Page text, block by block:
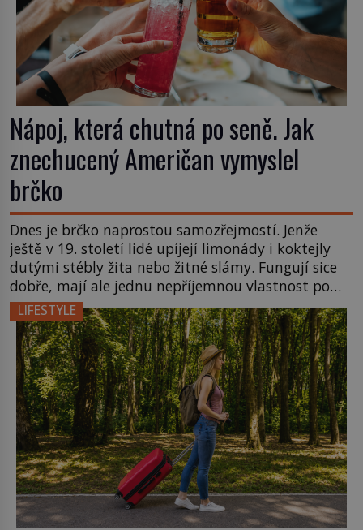
Nápoj, která chutná po seně. Jak
znechucený Američan vymyslel
brčko
Dnes je brčko naprostou samozřejmostí. Jenže
ještě v 19. století lidé upíjejí limonády i koktejly
dutými stébly žita nebo žitné slámy. Fungují sice
dobře, mají ale jednu nepříjemnou vlastnost po
chvíli se rozmáčejí a nápoji dodávají travnatou
příchuť. Právě tahle drobná nepříjemnost přivede
amerického výrobce cigaretových náustků k
nápadu, který změní způsob pití po celém […]
LIFESTYLE